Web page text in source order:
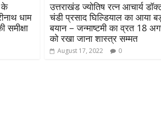
के
धाम
समीक्षा
उत्तराखंड ज्योतिष रत्न आचार्य
चंडी प्रसाद घिल्डियाल का आया
बयान – जन्माष्टमी का व्रत 18
को रखा जाना शास्त्र सम्मत
August 17, 2022 0